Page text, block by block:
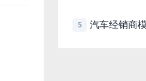
5 汽车经销商